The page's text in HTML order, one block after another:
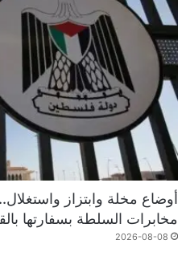
أوضاع مخلة وابتزاز
مخابرات السلطة بسفارتها
2026-08-08